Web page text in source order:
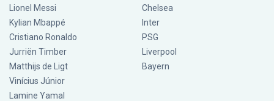
Lionel Messi
Kylian Mbappé
Cristiano Ronaldo
Jurriën Timber
Matthijs de Ligt
Vinícius Júnior
Lamine Yamal
Chelsea
Inter
PSG
Liverpool
Bayern